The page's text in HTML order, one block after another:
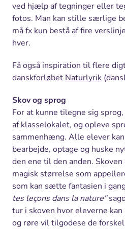
ved hjælp af tegninger eller
fotos. Man kan stille særlige
må fx kun bestå af fire
hver.
Få også inspiration til flere
danskforløbet Naturlyrik
Skov og sprog
For at kunne tilegne sig
af klasselokalet, og opleve
sammenhæng. Alle elever
bearbejde, optage og huske
den ene til den anden.
magisk størrelse som
som kan sætte fantasien i
tes leçons dans la nature"
tur i skoven hvor eleverne
og røre vil tilgodese de